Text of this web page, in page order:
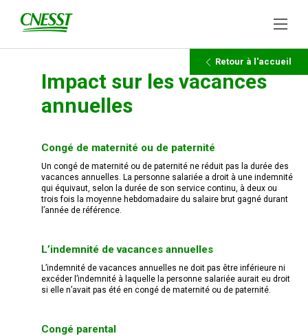
Retour à l'accueil
Impact sur les vacances
annuelles
Congé de maternité ou de paternité
Un congé de maternité ou de paternité ne réduit pas la durée des
vacances annuelles. La personne salariée a droit à une indemnité
qui équivaut, selon la durée de son service continu, à deux ou
trois fois la moyenne hebdomadaire du salaire brut gagné durant
l’année de référence.
L’indemnité de vacances annuelles
L’indemnité de vacances annuelles ne doit pas être inférieure ni
excéder l’indemnité à laquelle la personne salariée aurait eu droit
si elle n’avait pas été en congé de maternité ou de paternité.
Congé parental